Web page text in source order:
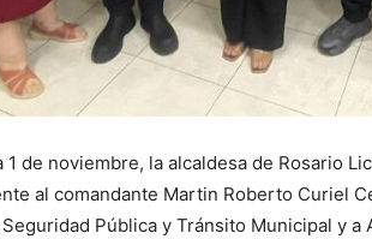
1 de noviembre, la alcaldesa de Rosario
al comandante Martin Roberto Curiel
Pública y Tránsito Municipal y a